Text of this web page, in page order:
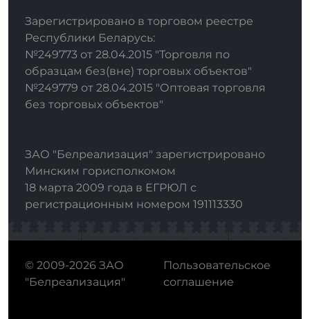
Зарегистрировано в торговом реестре
Республики Беларусь:
№249773 от 28.04.2015 "Торговля по
образцам без(вне) торговых объектов"
№249779 от 28.04.2015 "Оптовая торговля
без торговых объектов"
ЗАО "Белреализация" зарегистрировано
Минским горисполкомом
18 марта 2009 года в ЕГРЮЛ с
регистрационным номером 191113330
© 2009-2026 ЗАО
"Белреализация"
Пользовательское
соглашение